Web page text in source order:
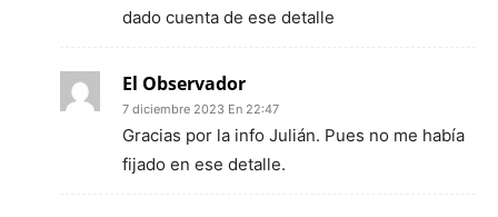
dado cuenta de ese detalle
El Observador
7 diciembre 2023 En 22:47
Gracias por la info Julián. Pues no me había
fijado en ese detalle.